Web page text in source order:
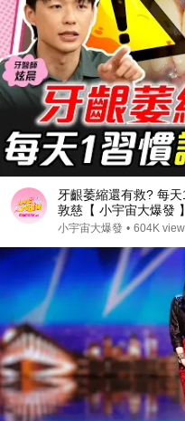
牙齦萎縮還有救? 每
敦慈【 小宇宙大爆發 】
小宇宙大爆發 • 604K